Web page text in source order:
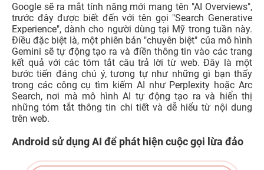
Google sẽ ra mắt tính năng mới mang tên "AI Overviews",
trước đây được biết đến với tên gọi "Search Generative
Experience", dành cho người dùng tại Mỹ trong tuần này.
Điều đặc biệt là, một phiên bản "chuyên biệt" của mô hình
Gemini sẽ tự động tạo ra và điền thông tin vào các trang
kết quả với các tóm tắt câu trả lời từ web. Đây là một
bước tiến đáng chú ý, tương tự như những gì bạn thấy
trong các công cụ tìm kiếm AI như Perplexity hoặc Arc
Search, nơi mà mô hình AI tự động tạo ra và hiển thị
những tóm tắt thông tin chi tiết và dễ hiểu từ nội dung
trên web.
Android sử dụng AI để phát hiện cuộc gọi lừa đảo